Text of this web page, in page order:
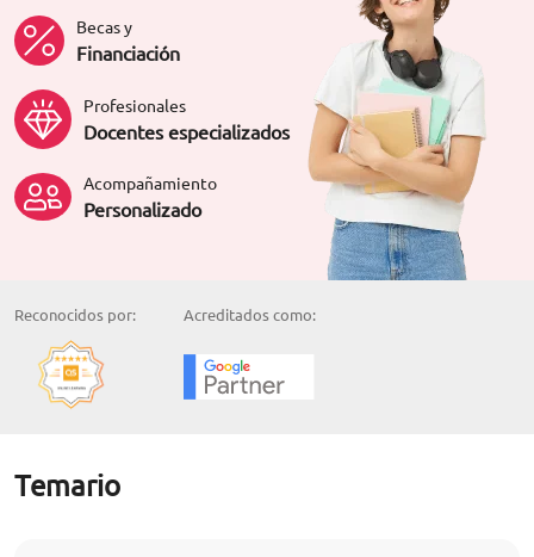
Becas y
Financiación
Profesionales
Docentes especializados
Acompañamiento
Personalizado
Reconocidos por: Acreditados como:
Temario